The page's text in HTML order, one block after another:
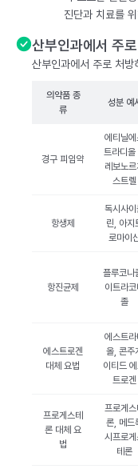
진단과 치료를
산부인과에서 주
산부인과에서 주로 처
의약품 종
류
성분 예
경구 피임약
에티닐에
트라디
레보노르
스트렐
항생제
독시사이
린, 아지
로마이
항진균제
플루코나
이트라코
졸
에스트로겐
대체 요법
에스트라
올, 콘주
이티드
트로겐
프로게스테
론 대체 요
법
프로게스
론, 메드
시프로게
테론